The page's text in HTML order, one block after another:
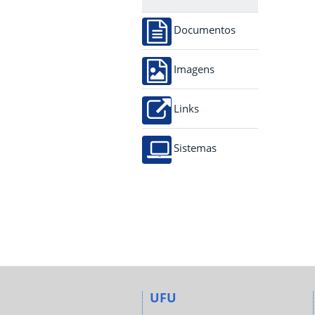
Documentos
Imagens
Links
Sistemas
UFU